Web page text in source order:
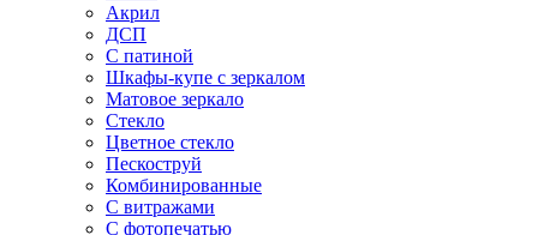
Акрил
ДСП
С патиной
Шкафы-купе с зеркалом
Матовое зеркало
Стекло
Цветное стекло
Пескоструй
Комбинированные
С витражами
С фотопечатью